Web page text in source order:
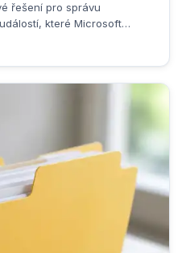
řešení pro správu
které Microsoft
platformy Azure. Jde o